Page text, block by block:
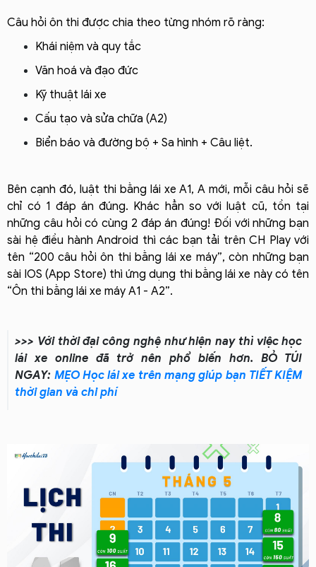
Câu hỏi ôn thi được chia theo từng nhóm rõ ràng:
Khái niệm và quy tắc
Văn hoá và đạo đức
Kỹ thuật lái xe
Cấu tạo và sửa chữa (A2)
Biển báo và đường bộ + Sa hình + Câu liệt.
Bên cạnh đó, luật thi bằng lái xe A1, A mới, mỗi câu hỏi sẽ
chỉ có 1 đáp án đúng. Khác hẳn so với luật cũ, tồn tại
những câu hỏi có cùng 2 đáp án đúng! Đối với những bạn
sài hệ điều hành Android thì các bạn tải trên CH Play với
tên “200 câu hỏi ôn thi bằng lái xe máy”, còn những bạn
sài IOS (App Store) thì ứng dụng thi bằng lái xe này có tên
“Ôn thi bằng lái xe máy A1 - A2”.
>>> Với thời đại công nghệ như hiện nay thì việc học
lái xe online đã trở nên phổ biến hơn. BỎ TÚI
NGAY: MẸO Học lái xe trên mạng giúp bạn TIẾT KIỆM
thời gian và chi phí